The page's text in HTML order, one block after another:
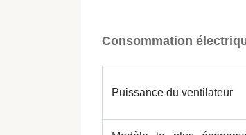
Consommation
Puissance du ventilateur